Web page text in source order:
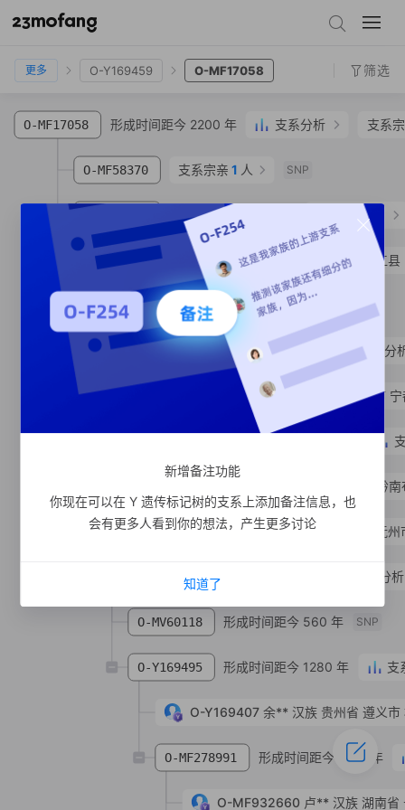
O-Z1911
更多 O-Y169459 O-MF17058 筛选
O-MF17058 形成时间距今 2200 年 支系分析 支系
O-MF58370 支系宗亲 1 人 SNP
形成时间距今 1430 年 支系分析
O-MV198720胡**汉族 湖南省 益阳市 桃江县
O-MF17040 支系宗亲1人
O-FT96110 形成时间距今 1190 年 支系分
形成时间距今 1300 年 支系分析
O-MF567938李** 江西省 赣州市
O-MV60118 形成时间距今 560 年 SNP
O-Y169495 形成时间距今 1280 年 支
贵州省 黔
O-MF954467王** 汉族 江西省 抚
O-Y169407 余** 汉族 贵州省 遵义市
O-MF278991 形成时间距今 1180 年
O-MF932660 卢** 汉族 湖南省
新增备注功能
你现在可以在 Y 遗传标记树的支系上添加备注信息，也
会有更多人看到你的想法，产生更多讨论
知道了